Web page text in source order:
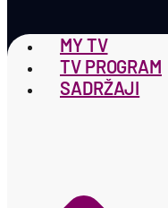
MY TV
TV PROGRAM
SADRŽAJI